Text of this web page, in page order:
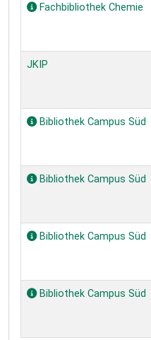
Fachbibliothek Chemie
JKIP
Bibliothek Campus Süd
Bibliothek Campus Süd
Bibliothek Campus Süd
Bibliothek Campus Süd